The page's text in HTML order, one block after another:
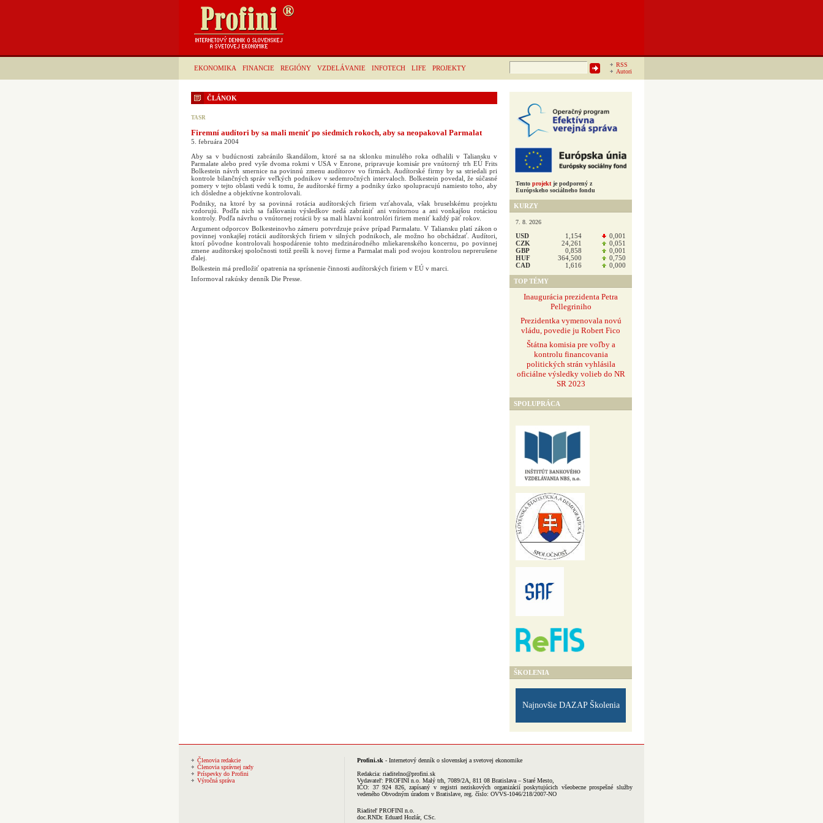
EKONOMIKA FINANCIE REGIÓNY VZDELÁVANIE INFOTECH LIFE PROJEKTY
RSS
Autori
Hľadať:
ČLÁNOK
TASR
Firemní audítori by sa mali meniť po siedmich rokoch, aby sa neopakoval Parmalat
5. februára 2004
Aby sa v budúcnosti zabránilo škandálom, ktoré sa na sklonku minulého roka odhalili v Taliansku v
Parmalate alebo pred vyše dvoma rokmi v USA v Enrone, pripravuje komisár pre vnútorný trh EÚ Frits
Bolkestein návrh smernice na povinnú zmenu audítorov vo firmách. Audítorské firmy by sa striedali pri
kontrole bilančných správ veľkých podnikov v sedemročných intervaloch. Bolkestein povedal, že súčasné
pomery v tejto oblasti vedú k tomu, že audítorské firmy a podniky úzko spolupracujú namiesto toho, aby
ich dôsledne a objektívne kontrolovali.
Podniky, na ktoré by sa povinná rotácia audítorských firiem vzťahovala, však bruselskému projektu
vzdorujú. Podľa nich sa falšovaniu výsledkov nedá zabrániť ani vnútornou a ani vonkajšou rotáciou
kontroly. Podľa návrhu o vnútornej rotácii by sa mali hlavní kontrolóri firiem meniť každý päť rokov.
Argument odporcov Bolkesteinovho zámeru potvrdzuje práve prípad Parmalatu. V Taliansku platí zákon o
povinnej vonkajšej rotácii audítorských firiem v silných podnikoch, ale možno ho obchádzať. Audítori,
ktorí pôvodne kontrolovali hospodárenie tohto medzinárodného mliekarenského koncernu, po povinnej
zmene audítorskej spoločnosti totiž prešli k novej firme a Parmalat mali pod svojou kontrolou neprerušene
ďalej.
Bolkestein má predložiť opatrenia na sprísnenie činnosti audítorských firiem v EÚ v marci.
Informoval rakúsky denník Die Presse.
Tento projekt je podporený z
Európskeho sociálneho fondu
KURZY
7. 8. 2026
USD 1,154
0,001
CZK
24,261
0,051
GBP
0,858
0,001
HUF
364,500
0,750
CAD
1,616 0,000
TOP TÉMY
Inaugurácia prezidenta Petra
Pellegriniho
Prezidentka vymenovala novú
vládu, povedie ju Robert Fico
Štátna komisia pre voľby a
kontrolu financovania
politických strán vyhlásila
oficiálne výsledky volieb do NR
SR 2023
SPOLUPRÁCA
ŠKOLENIA
Najnovšie DAZAP Školenia
Členovia redakcie
Členovia správnej rady
Príspevky do Profini
Výročná správa
Profini.sk - Internetový denník o slovenskej a svetovej ekonomike
Redakcia: riaditelno@profini.sk
Vydavateľ: PROFINI n.o. Malý trh, 7089/2A, 811 08 Bratislava – Staré Mesto,
IČO: 37 924 826, zapísaný v registri neziskových organizácií poskytujúcich všeobecne prospešné služby
vedeného Obvodným úradom v Bratislave, reg. číslo: OVVS-1046/218/2007-NO
Riaditeľ PROFINI n.o.
doc.RNDr. Eduard Hozlár, CSc.